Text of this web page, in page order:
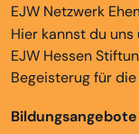
EJW Netzwerk
Hier kannst du
EJW Hessen
Begeisterug für
Bildungsangebote